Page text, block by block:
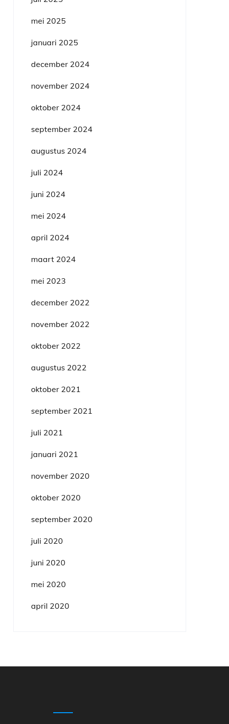
mei 2025
januari 2025
december 2024
november 2024
oktober 2024
september 2024
augustus 2024
juli 2024
juni 2024
mei 2024
april 2024
maart 2024
mei 2023
december 2022
november 2022
oktober 2022
augustus 2022
oktober 2021
september 2021
juli 2021
januari 2021
november 2020
oktober 2020
september 2020
juli 2020
juni 2020
mei 2020
april 2020